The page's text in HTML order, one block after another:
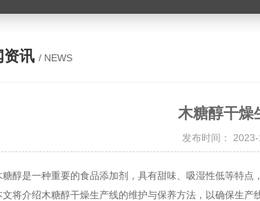
资讯 / NEWS
木糖醇干燥
发布时间：
是一种重要的食品添加剂，具有甜味、吸湿性低等特点
文将介绍木糖醇干燥生产线的维护与保养方法，以确保生产